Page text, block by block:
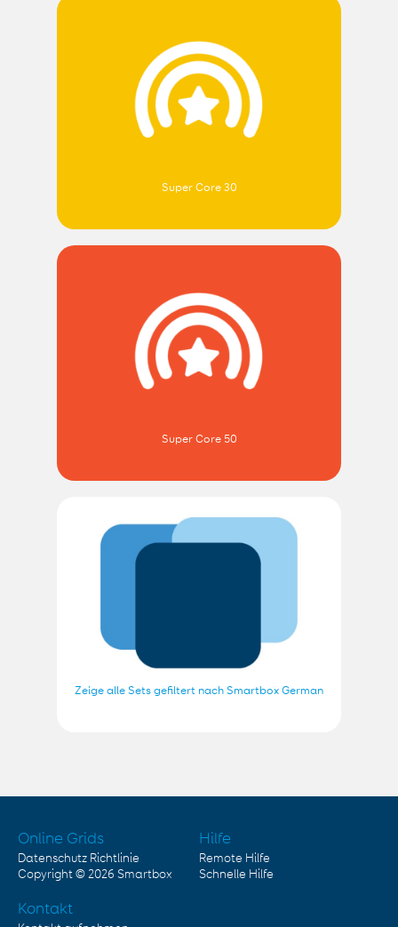
Super Core 30
Super Core 50
Zeige alle Sets gefiltert nach Smartbox German
Online Grids
Datenschutz Richtlinie
Copyright © 2026 Smartbox
Hilfe
Remote Hilfe
Schnelle Hilfe
Kontakt